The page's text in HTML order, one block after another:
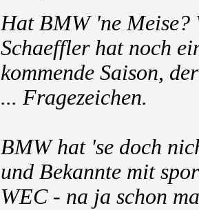
Hat BMW 'ne
Schaeffler hat noch
kommende Saison,
... Fragezeichen.
BMW hat 'se doch
und Bekannte mit
WEC - na ja schon